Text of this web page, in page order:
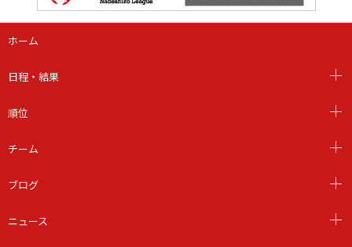
ホーム
日程・結果
順位
チーム
ブログ
ニュース